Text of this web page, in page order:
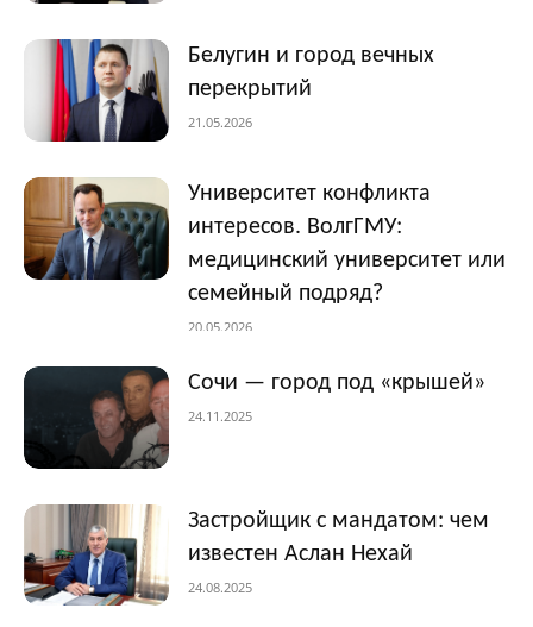
Белугин и город вечных
перекрытий
21.05.2026
Университет конфликта
интересов. ВолгГМУ:
медицинский университет или
семейный подряд?
20.05.2026
Сочи — город под «крышей»
24.11.2025
Застройщик с мандатом: чем
известен Аслан Нехай
24.08.2025